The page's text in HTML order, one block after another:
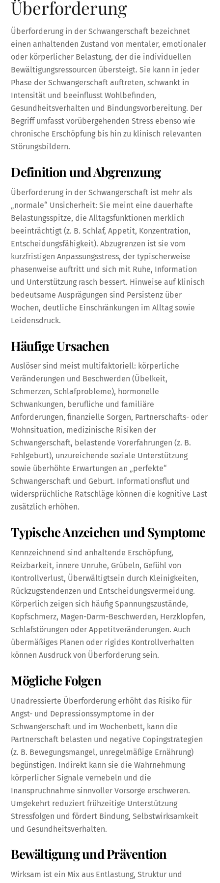
Überforderung
Überforderung in der Schwangerschaft bezeichnet
einen anhaltenden Zustand von mentaler, emotionaler
oder körperlicher Belastung, der die individuellen
Bewältigungsressourcen übersteigt. Sie kann in jeder
Phase der Schwangerschaft auftreten, schwankt in
Intensität und beeinflusst Wohlbefinden,
Gesundheitsverhalten und Bindungsvorbereitung. Der
Begriff umfasst vorübergehenden Stress ebenso wie
chronische Erschöpfung bis hin zu klinisch relevanten
Störungsbildern.
Definition und Abgrenzung
Überforderung in der Schwangerschaft ist mehr als
„normale“ Unsicherheit: Sie meint eine dauerhafte
Belastungsspitze, die Alltagsfunktionen merklich
beeinträchtigt (z. B. Schlaf, Appetit, Konzentration,
Entscheidungsfähigkeit). Abzugrenzen ist sie vom
kurzfristigen Anpassungsstress, der typischerweise
phasenweise auftritt und sich mit Ruhe, Information
und Unterstützung rasch bessert. Hinweise auf klinisch
bedeutsame Ausprägungen sind Persistenz über
Wochen, deutliche Einschränkungen im Alltag sowie
Leidensdruck.
Häufige Ursachen
Auslöser sind meist multifaktoriell: körperliche
Veränderungen und Beschwerden (Übelkeit,
Schmerzen, Schlafprobleme), hormonelle
Schwankungen, berufliche und familiäre
Anforderungen, finanzielle Sorgen, Partnerschafts- oder
Wohnsituation, medizinische Risiken der
Schwangerschaft, belastende Vorerfahrungen (z. B.
Fehlgeburt), unzureichende soziale Unterstützung
sowie überhöhte Erwartungen an „perfekte“
Schwangerschaft und Geburt. Informationsflut und
widersprüchliche Ratschläge können die kognitive Last
zusätzlich erhöhen.
Typische Anzeichen und Symptome
Kennzeichnend sind anhaltende Erschöpfung,
Reizbarkeit, innere Unruhe, Grübeln, Gefühl von
Kontrollverlust, Überwältigtsein durch Kleinigkeiten,
Rückzugstendenzen und Entscheidungsvermeidung.
Körperlich zeigen sich häufig Spannungszustände,
Kopfschmerz, Magen-Darm-Beschwerden, Herzklopfen,
Schlafstörungen oder Appetitveränderungen. Auch
übermäßiges Planen oder rigides Kontrollverhalten
können Ausdruck von Überforderung sein.
Mögliche Folgen
Unadressierte Überforderung erhöht das Risiko für
Angst- und Depressionssymptome in der
Schwangerschaft und im Wochenbett, kann die
Partnerschaft belasten und negative Copingstrategien
(z. B. Bewegungsmangel, unregelmäßige Ernährung)
begünstigen. Indirekt kann sie die Wahrnehmung
körperlicher Signale vernebeln und die
Inanspruchnahme sinnvoller Vorsorge erschweren.
Umgekehrt reduziert frühzeitige Unterstützung
Stressfolgen und fördert Bindung, Selbstwirksamkeit
und Gesundheitsverhalten.
Bewältigung und Prävention
Wirksam ist ein Mix aus Entlastung, Struktur und